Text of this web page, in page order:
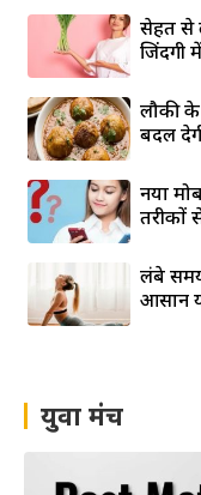
सेहत से
जिंदगी
लौकी के
बदल
नया
तरीकों
लंबे
आसान
युवा मंच